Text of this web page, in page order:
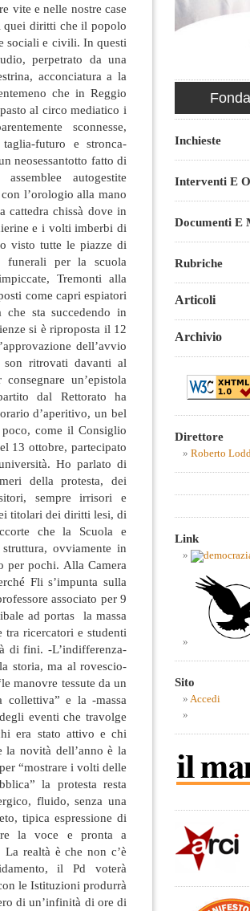
vite e nelle nostre case
quei diritti che il popolo
sociali e civili. In questi
perpetrato da una
acconciatura a la
che in Reggio
al circo mediatico i
sconnesse,
futuro e stronca-
neosessantotto fatto di
autogestite
l’orologio alla mano
cattedra chissà dove in
e i volti imberbi di
visto tutte le piazze di
funerali per la scuola
Tremonti alla
come capri espiatori
che sta succedendo in
si è riproposta il 12
dell’avvio
son ritrovati davanti al
un’epistola
dal Rettorato ha
d’aperitivo, un bel
come il Consiglio
13 ottobre, partecipato
Ho parlato di
della protesta, dei
sempre irrisori e
titolari dei diritti lesi, di
che la Scuola e
ovviamente in
per pochi. Alla Camera
Fli s’impunta sulla
associato per 9
ad portas la massa
tra ricercatori e studenti
di fini. -L’indifferenza-
storia, ma al rovescio-
manovre tessute da un
e la -massa
eventi che travolge
era stato attivo e chi
novità dell’anno è la
“mostrare i volti delle
la protesta resta
fluido, senza una
tipica espressione di
la voce e pronta a
realtà è che non c’è
il Pd voterà
le Istituzioni produrrà
di un’infinità di ore di
Inchieste
Interventi E
Documenti E
Rubriche
Articoli
Archivio
Direttore
Roberto
Link
Sito
Accedi